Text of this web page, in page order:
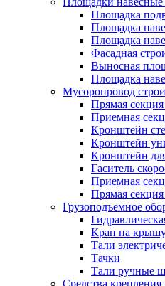
Площадка
Площадка
Площадка
Фасадная
Выносная
Площадка
Мусоропровод
Прямая
Приемная
Кронштейн
Кронштейн
Кронштейн
Гаситель
Приемная
Прямая
Грузоподъемное
Кран на
Тали
Тачки
Тали ручные
Средства крепления